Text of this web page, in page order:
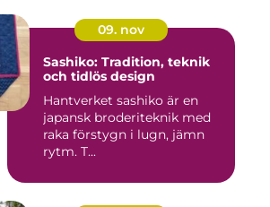
09. nov
Sashiko: Tradition, teknik
och tidlös design
Hantverket sashiko är en
japansk broderiteknik med
raka förstygn i lugn, jämn
rytm. T...